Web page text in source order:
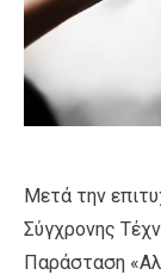
Μετά την
Σύγχρονης
Παράσταση